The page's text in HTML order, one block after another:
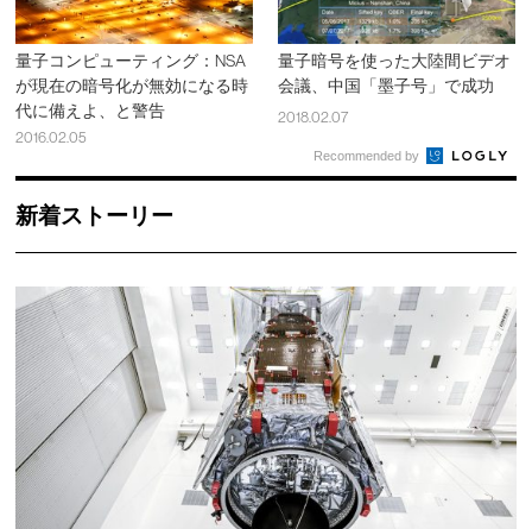
量子コンピューティング：NSA
が現在の暗号化が無効になる時
代に備えよ、と警告
2016.02.05
量子暗号を使った大陸間ビデオ
会議、中国「墨子号」で成功
2018.02.07
Recommended by
新着ストーリー